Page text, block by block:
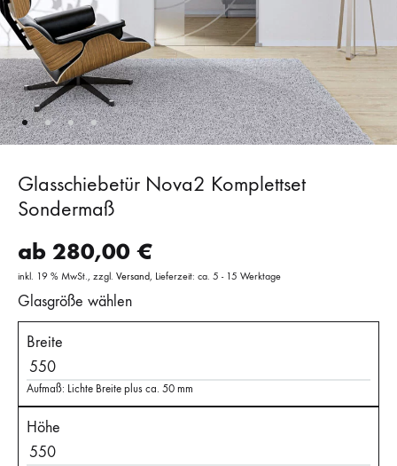
Glasschiebetür Nova2 Komplettset
Sondermaß
ab 280,00 €
inkl. 19 % MwSt. zzgl. Versand Lieferzeit: ca. 5 - 15 Werktage
Glasgröße wählen
Breite
Aufmaß: Lichte Breite plus ca. 50 mm
Höhe